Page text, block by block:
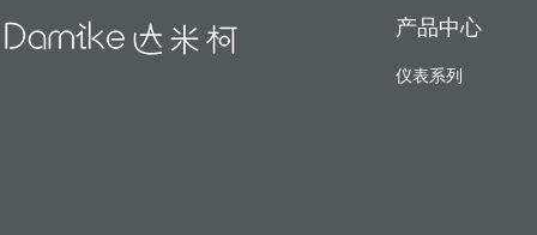
产品中心
仪表系列